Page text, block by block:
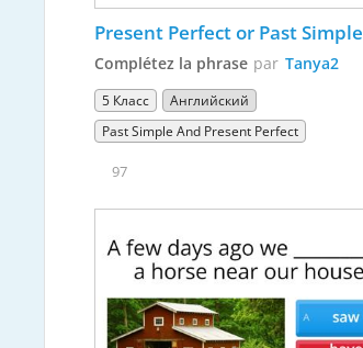
Present Perfect or Past Simple
Complétez la phrase par Tanya2
5 Класс
Английский
Past Simple And Present Perfect
97